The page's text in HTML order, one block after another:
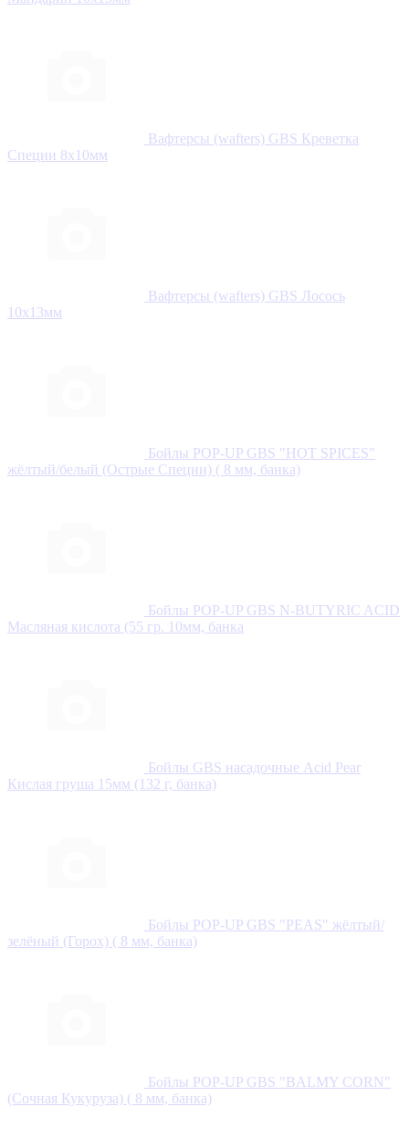
Вафтерсы (wafters) GBS Креветка
Специи 8x10мм
Вафтерсы (wafters) GBS Лосось
10x13мм
Бойлы POP-UP GBS "HOT SPICES"
жёлтый/белый (Острые Специи) ( 8 мм, банка)
Бойлы POP-UP GBS N-BUTYRIC ACID
Масляная кислота (55 гр. 10мм, банка
Бойлы GBS насадочные Acid Pear
Кислая груша 15мм (132 г, банка)
Бойлы POP-UP GBS "PEAS" жёлтый/
зелёный (Горох) ( 8 мм, банка)
Бойлы POP-UP GBS "BALMY CORN"
(Сочная Кукуруза) ( 8 мм, банка)